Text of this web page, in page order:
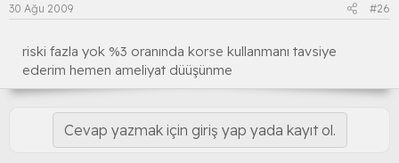
30 Ağu 2009 #26
riski fazla yok %3 oranında korse kullanmanı tavsiye
ederim hemen ameliyat düüşünme
Cevap yazmak için giriş yap yada kayıt ol.